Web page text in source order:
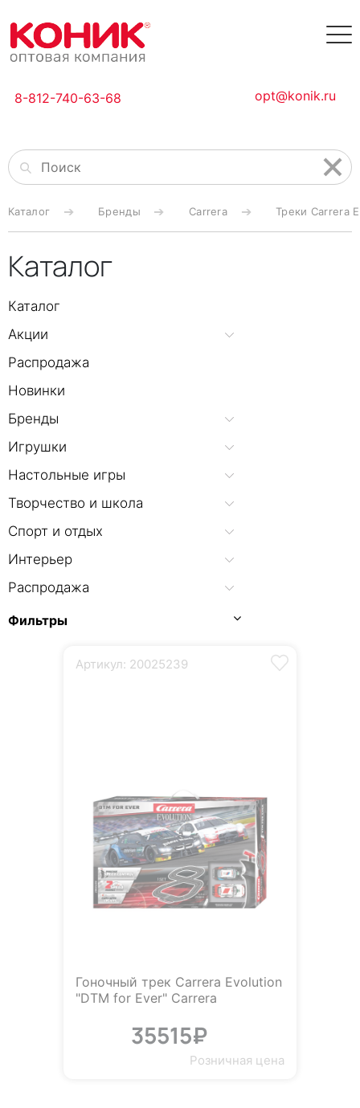
8-812-740-63-68 opt@konik.ru
Каталог Бренды Carrera Треки Carrera
Каталог
Каталог
Акции
Распродажа
Новинки
Бренды
Игрушки
Настольные игры
Творчество и школа
Спорт и отдых
Интерьер
Распродажа
Фильтры
Артикул: 20025239
Гоночный трек Carrera Evolution
"DTM for Ever" Carrera
35515₽
Розничная цена